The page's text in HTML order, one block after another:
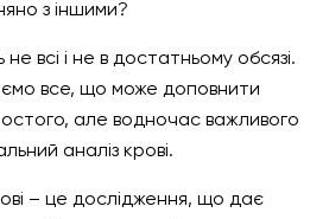
з іншими?
всі і не в достатньому обсязі.
все, що може доповнити
але водночас важливого
аналіз крові.
– це дослідження, що дає